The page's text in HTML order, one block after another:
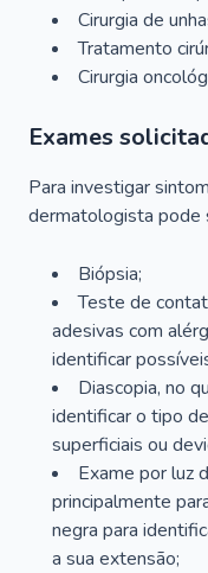
Cirurgia de
Tratamento
Cirurgia
Exames
Para investigar
dermatologista pode
Biópsia;
Teste de
adesivas com
identificar
Diascopia, no
identificar o tipo
superficiais ou
Exame por luz
principalmente
negra para
a sua extensão;